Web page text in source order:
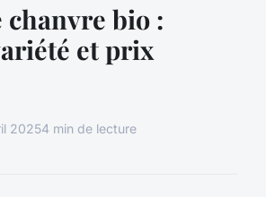
chanvre bio :
et prix
20254 min de lecture